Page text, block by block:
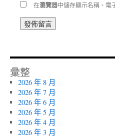
在瀏覽器中儲存顯示名稱、電
彙整
2026 年 8 月
2026 年 7 月
2026 年 6 月
2026 年 5 月
2026 年 4 月
2026 年 3 月